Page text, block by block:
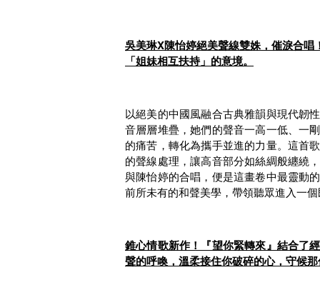
吳美琳X陳怡婷絕美聲線雙姝，催淚合
「姐妹相互扶持」的意境。
以絕美的中國風融合古典雅韻與現代韌
音層層堆疊，她們的聲音一高一低、一
的痛苦，轉化為攜手並進的力量。這首
的聲線處理，讓高音部分如絲綢般纏繞
與陳怡婷的合唱，便是這畫卷中最靈動
前所未有的和聲美學，帶領聽眾進入一
錐心情歌新作！『望你緊轉來』結合了
聲的呼喚，溫柔接住你破碎的心，守候